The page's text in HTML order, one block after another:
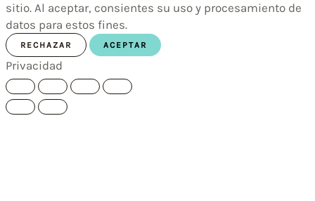
sitio. Al aceptar, consientes su uso y procesamiento de
datos para estos fines.
RECHAZAR ACEPTAR
Privacidad